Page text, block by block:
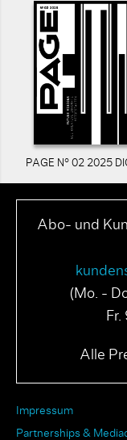
PAGE N° 02 2025
Abo- und
(Mo. -
Alle
Impressum
Partnerships &